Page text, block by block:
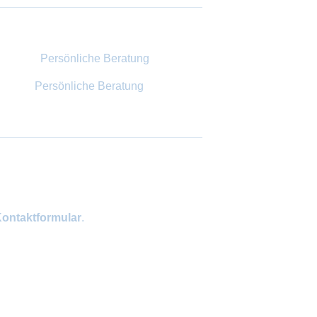
Persönliche Beratung
.